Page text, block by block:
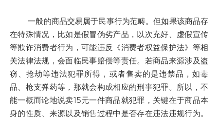
一般的商品交易属于民事行为范畴。但如果该商品存
在特殊情况，比如是假冒伪劣产品，以次充好、虚假宣传
等欺诈消费者行为，可能违反《消费者权益保护法》等相
关法律法规，会面临民事赔偿等责任。若商品来源涉及盗
窃、抢劫等违法犯罪所得，或者售卖的是违禁品，如毒
品、枪支弹药等，那就会构成相应的刑事犯罪。所以，不
能一概而论地说卖15元一件商品就犯罪，关键在于商品本
身的性质、来源以及销售过程中是否存在违法违规行为。